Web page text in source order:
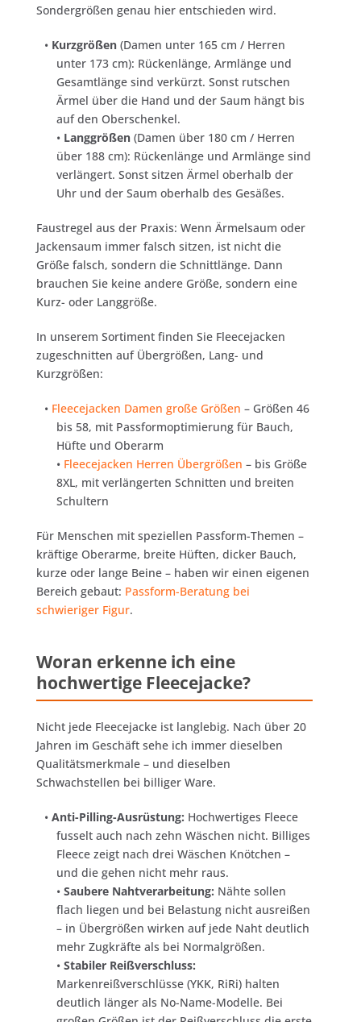
Sondergrößen genau hier entschieden wird.
• Kurzgrößen (Damen unter 165 cm / Herren
unter 173 cm): Rückenlänge, Armlänge und
Gesamtlänge sind verkürzt. Sonst rutschen
Ärmel über die Hand und der Saum hängt bis
auf den Oberschenkel.
• Langgrößen (Damen über 180 cm / Herren
über 188 cm): Rückenlänge und Armlänge sind
verlängert. Sonst sitzen Ärmel oberhalb der
Uhr und der Saum oberhalb des Gesäßes.
Faustregel aus der Praxis: Wenn Ärmelsaum oder
Jackensaum immer falsch sitzen, ist nicht die
Größe falsch, sondern die Schnittlänge. Dann
brauchen Sie keine andere Größe, sondern eine
Kurz- oder Langgröße.
In unserem Sortiment finden Sie Fleecejacken
zugeschnitten auf Übergrößen, Lang- und
Kurzgrößen:
• Fleecejacken Damen große Größen – Größen 46
bis 58, mit Passformoptimierung für Bauch,
Hüfte und Oberarm
• Fleecejacken Herren Übergrößen – bis Größe
8XL, mit verlängerten Schnitten und breiten
Schultern
Für Menschen mit speziellen Passform-Themen –
kräftige Oberarme, breite Hüften, dicker Bauch,
kurze oder lange Beine – haben wir einen eigenen
Bereich gebaut: Passform-Beratung bei
schwieriger Figur.
Woran erkenne ich eine
hochwertige Fleecejacke?
Nicht jede Fleecejacke ist langlebig. Nach über 20
Jahren im Geschäft sehe ich immer dieselben
Qualitätsmerkmale – und dieselben
Schwachstellen bei billiger Ware.
•Anti-Pilling-Ausrüstung: Hochwertiges Fleece
fusselt auch nach zehn Wäschen nicht. Billiges
Fleece zeigt nach drei Wäschen Knötchen –
und die gehen nicht mehr raus.
•Saubere Nahtverarbeitung: Nähte sollen
flach liegen und bei Belastung nicht ausreißen
– in Übergrößen wirken auf jede Naht deutlich
mehr Zugkräfte als bei Normalgrößen.
•Stabiler Reißverschluss:
Markenreißverschlüsse (YKK, RiRi) halten
deutlich länger als No-Name-Modelle. Bei